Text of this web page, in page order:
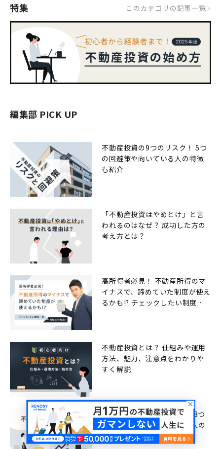
特集 このカテゴリの記事一覧
編集部 PICK UP
不動産投資の9つのリスク！ 5つ
の回避策や向いている人の特徴
も紹介
「不動産投資はやめとけ」と言
われるのはなぜ？ 成功した方の
考え方とは？
高所得者必見！ 不動産所得のマ
イナスで、諦めていた制度が使え
るかも!? チェックしたい制度一
不動産投資とは？ 仕組みや運用
方法、魅力、注意点をわかりや
すく解説
不動産投資9つのメリットと8つ
のデメリット！ 向いている人の
特徴も解説